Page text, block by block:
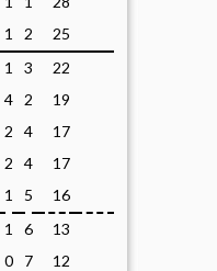
1 2
25
1 3
22
4 2
19
2 4
17
2 4
17
1 5
16
1 6
13
0 7
12